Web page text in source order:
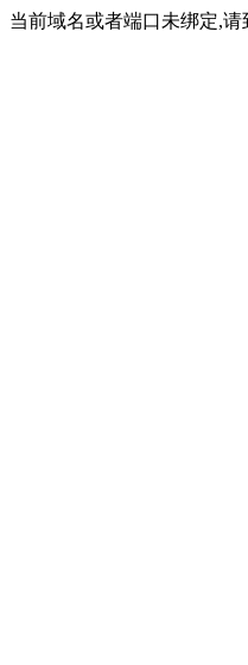
当前域名或者端口未绑定,